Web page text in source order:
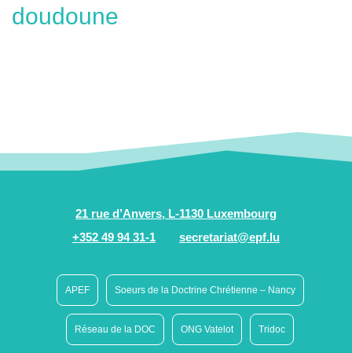
doudoune
21 rue d’Anvers, L-1130 Luxembourg
+352 49 94 31-1
secretariat@epf.lu
APEF Soeurs de la Doctrine Chrétienne – Nancy
Réseau de la DOC ONG Vatelot Tridoc